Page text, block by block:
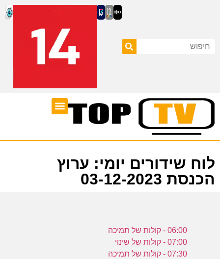
לוח שידורים יומי: ערוץ
הכנסת 03-12-2023
06:00 - קולות של תמיכה
07:00 - קולות של שינוי
07:30 - קולות של תמיכה